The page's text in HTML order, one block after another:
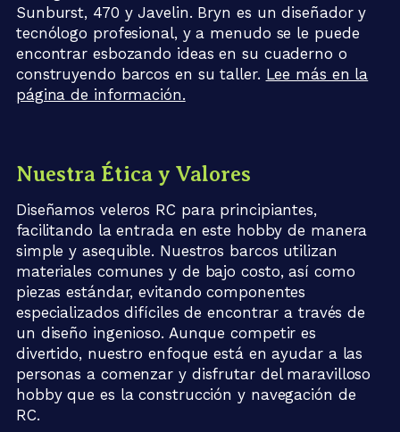
Sunburst, 470 y Javelin. Bryn es un diseñador y
tecnólogo profesional, y a menudo se le puede
encontrar esbozando ideas en su cuaderno o
construyendo barcos en su taller. Lee más en la
página de información.
Nuestra Ética y Valores
Diseñamos veleros RC para principiantes,
facilitando la entrada en este hobby de manera
simple y asequible. Nuestros barcos utilizan
materiales comunes y de bajo costo, así como
piezas estándar, evitando componentes
especializados difíciles de encontrar a través de
un diseño ingenioso. Aunque competir es
divertido, nuestro enfoque está en ayudar a las
personas a comenzar y disfrutar del maravilloso
hobby que es la construcción y navegación de
RC.